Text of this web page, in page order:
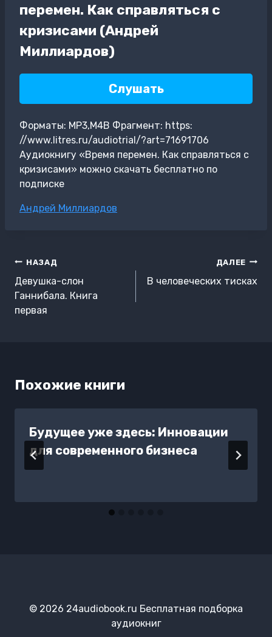
перемен. Как справляться с
кризисами (Андрей
Миллиардов)
Слушать
Форматы: MP3,M4B Фрагмент: https:
//www.litres.ru/audiotrial/?art=71691706
Аудиокнигу «Время перемен. Как справляться с
кризисами» можно скачать бесплатно по
подписке
Метки
Андрей Миллиардов
Навигация
по
записям
НАЗАД
Девушка-слон
Ганнибала. Книга
первая
ДАЛЕЕ
В человеческих тисках
Похожие книги
Будущее уже здесь: Инновации
для современного бизнеса
© 2026 24audiobook.ru Бесплатная подборка
аудиокниг